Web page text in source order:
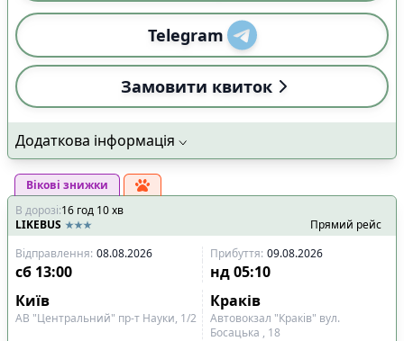
Telegram
Замовити квиток
Додаткова інформація
Вікові знижки
В дорозі:16 год 10хв
LIKEBUS
Прямий рейс
Відправлення: 08.08.2026 Прибуття: 09.08.2026
сб 13:00 нд 05:10
Київ
Краків
АВ "Центральний" пр-т Науки, 1/2
Автовокзал "Краків" вул.
Босацька , 18